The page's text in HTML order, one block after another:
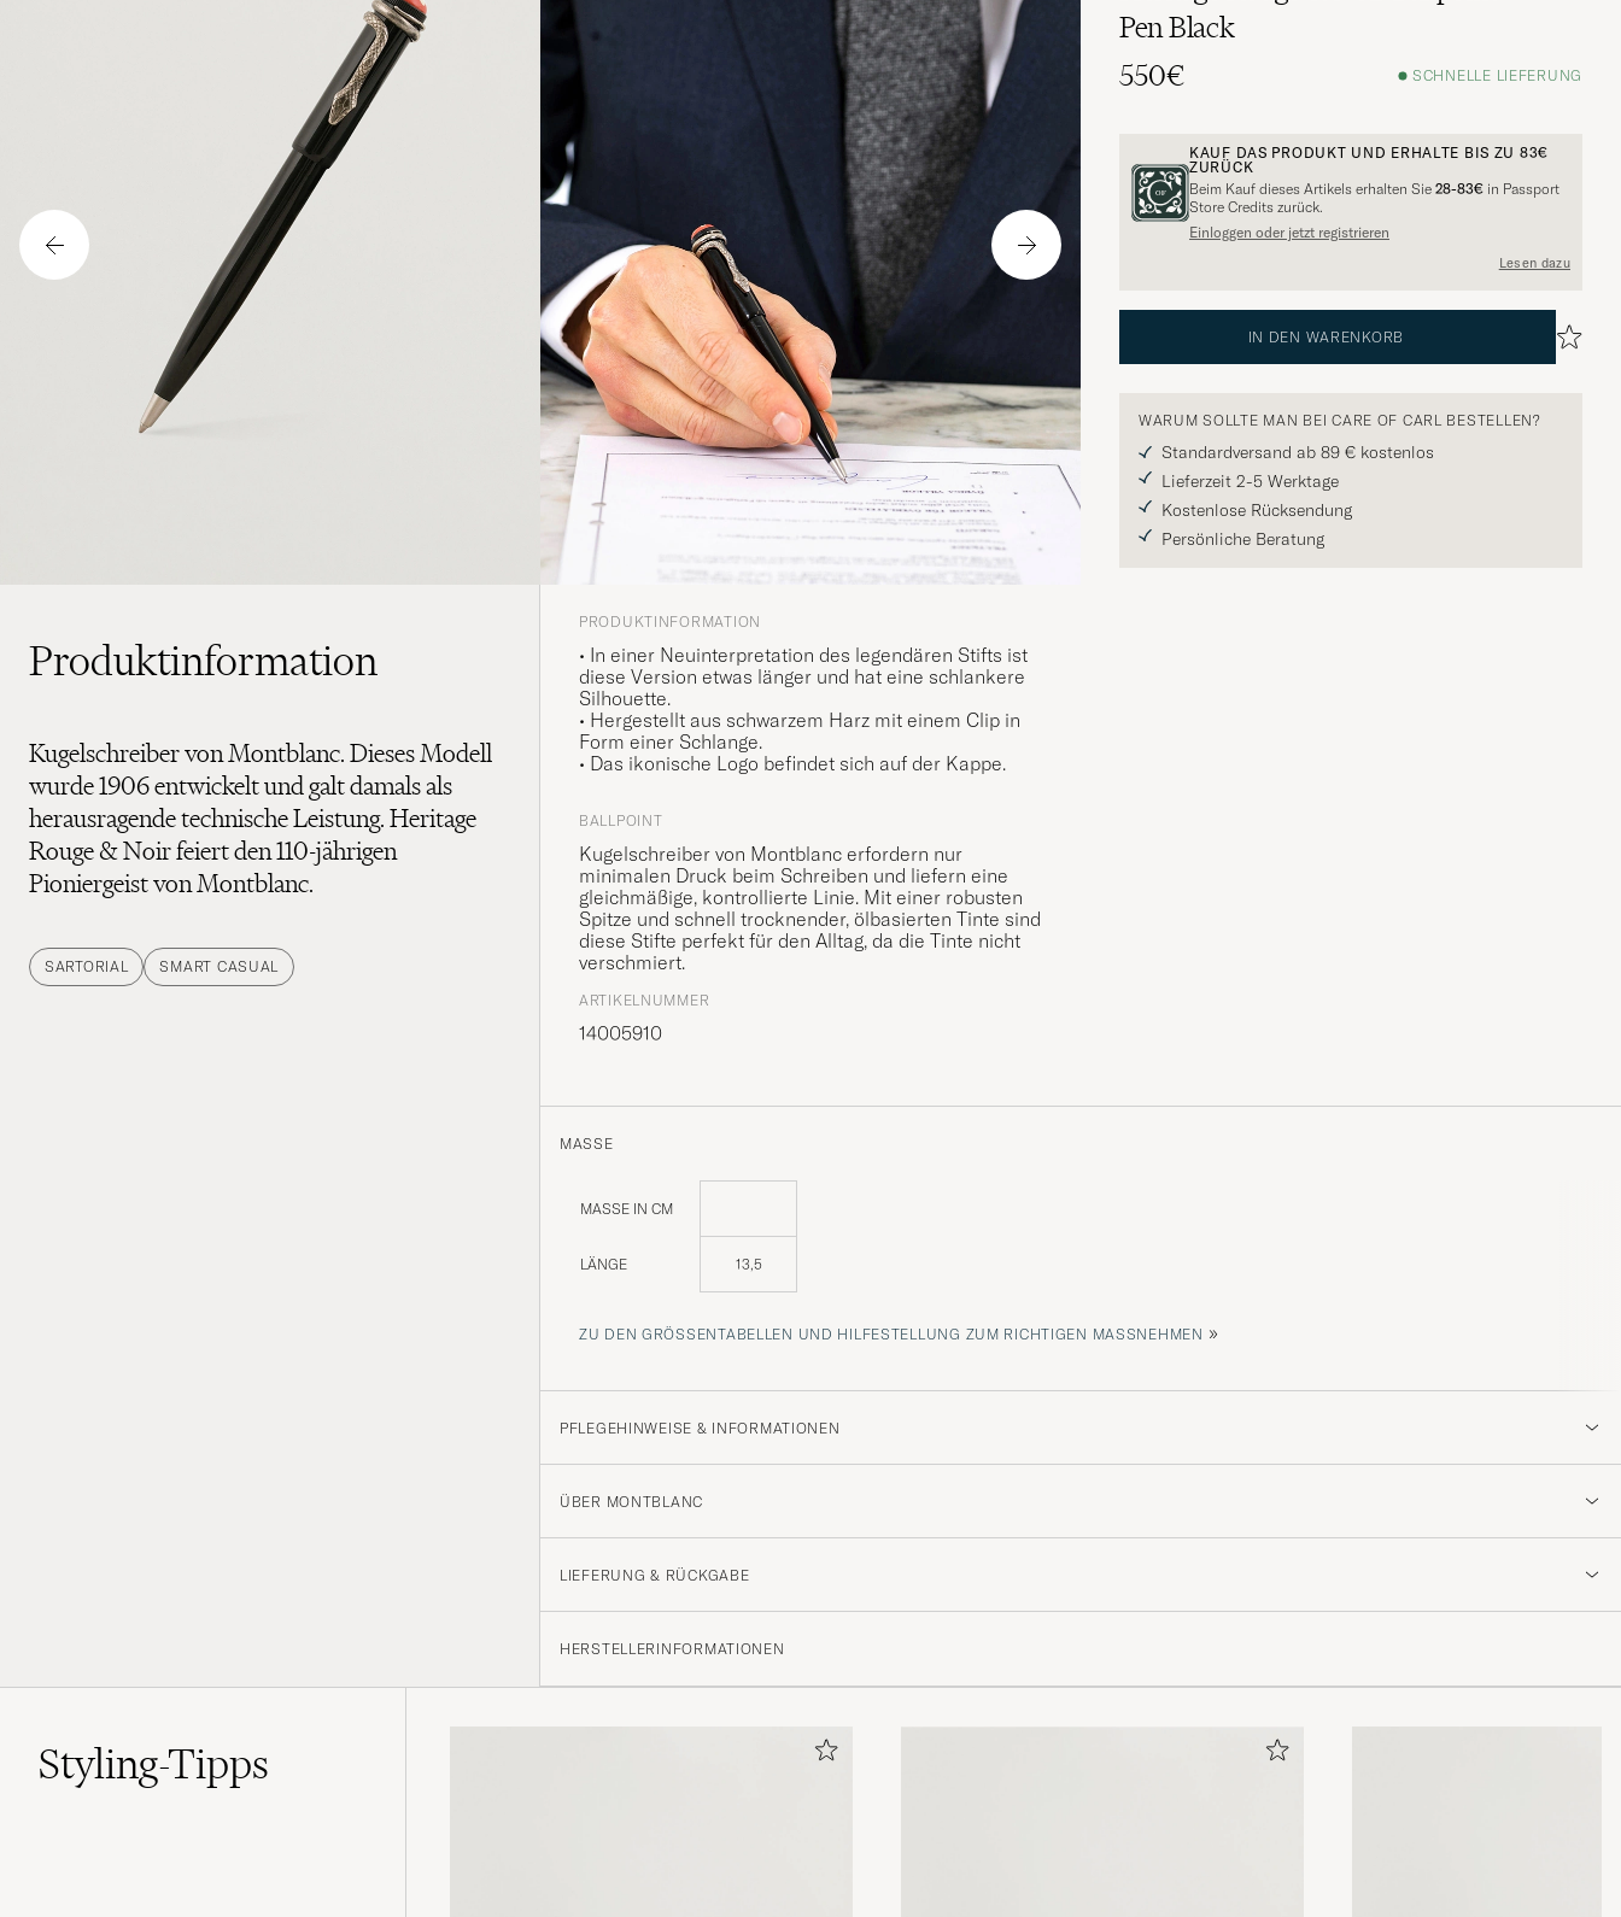
Pen Black
550€
SCHNELLE LIEFERUNG
KAUF DAS PRODUKT UND ERHALTE BIS ZU 83€
ZURÜCK
Beim Kauf dieses Artikels erhalten Sie 28-83€ in Passport
Store Credits zurück.
Einloggen oder jetzt registrieren
Lesen dazu
IN DEN WARENKORB
WARUM SOLLTE MAN BEI CARE OF CARL BESTELLEN?
Standardversand ab 89 € kostenlos
Lieferzeit 2-5 Werktage
Kostenlose Rücksendung
Persönliche Beratung
Produktinformation
Kugelschreiber von Montblanc. Dieses Modell
wurde 1906 entwickelt und galt damals als
herausragende technische Leistung. Heritage
Rouge & Noir feiert den 110-jährigen
Pioniergeist von Montblanc.
SARTORIAL SMART CASUAL
PRODUKTINFORMATION
• In einer Neuinterpretation des legendären Stifts ist
diese Version etwas länger und hat eine schlankere
Silhouette.
• Hergestellt aus schwarzem Harz mit einem Clip in
Form einer Schlange.
• Das ikonische Logo befindet sich auf der Kappe.
BALLPOINT
Kugelschreiber von Montblanc erfordern nur
minimalen Druck beim Schreiben und liefern eine
gleichmäßige, kontrollierte Linie. Mit einer robusten
Spitze und schnell trocknender, ölbasierten Tinte sind
diese Stifte perfekt für den Alltag, da die Tinte nicht
verschmiert.
ARTIKELNUMMER
14005910
MASSE
MASSE IN CM
LÄNGE 13,5
ZU DEN GRÖSSENTABELLEN UND HILFESTELLUNG ZUM RICHTIGEN MASSNEHMEN »
PFLEGEHINWEISE & INFORMATIONEN
ÜBER MONTBLANC
LIEFERUNG & RÜCKGABE
HERSTELLERINFORMATIONEN
Styling-Tipps